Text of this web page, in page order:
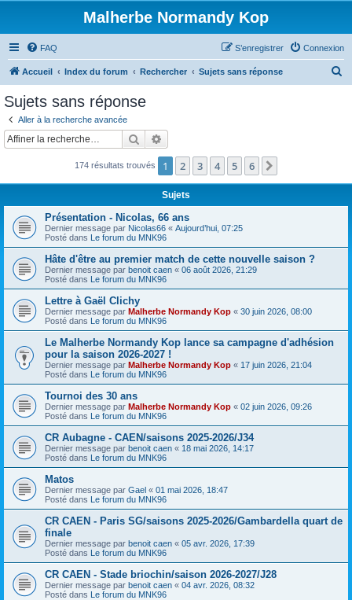
Malherbe Normandy Kop
FAQ Connexion
S’enregistrer
Accueil Index du forum Rechercher Sujets sans réponse
c
Sujets sans réponse
Aller à la recherche avancée
Rechercher
174 résultats trouvés 1 2 3 4 5 6
Sujets
Présentation - Nicolas, 66 ans
Dernier message par Nicolas66 « Aujourd’hui, 07:25
Posté dans Le forum du MNK96
Hâte d'être au premier match de cette nouvelle saison ?
Dernier message par benoit caen « 06 août 2026, 21:29
Posté dans Le forum du MNK96
Lettre à Gaël Clichy
Dernier message par Malherbe Normandy Kop « 30 juin 2026, 08:00
Posté dans Le forum du MNK96
Le Malherbe Normandy Kop lance sa campagne d'adhésion
pour la saison 2026-2027 !
Dernier message par Malherbe Normandy Kop « 17 juin 2026, 21:04
Posté dans Le forum du MNK96
Tournoi des 30 ans
Dernier message par Malherbe Normandy Kop « 02 juin 2026, 09:26
Posté dans Le forum du MNK96
CR Aubagne - CAEN/saisons 2025-2026/J34
Dernier message par benoit caen « 18 mai 2026, 14:17
Posté dans Le forum du MNK96
Matos
Dernier message par Gael « 01 mai 2026, 18:47
Posté dans Le forum du MNK96
CR CAEN - Paris SG/saisons 2025-2026/Gambardella quart de
finale
Dernier message par benoit caen « 05 avr. 2026, 17:39
Posté dans Le forum du MNK96
CR CAEN - Stade briochin/saison 2026-2027/J28
Dernier message par benoit caen « 04 avr. 2026, 08:32
Posté dans Le forum du MNK96